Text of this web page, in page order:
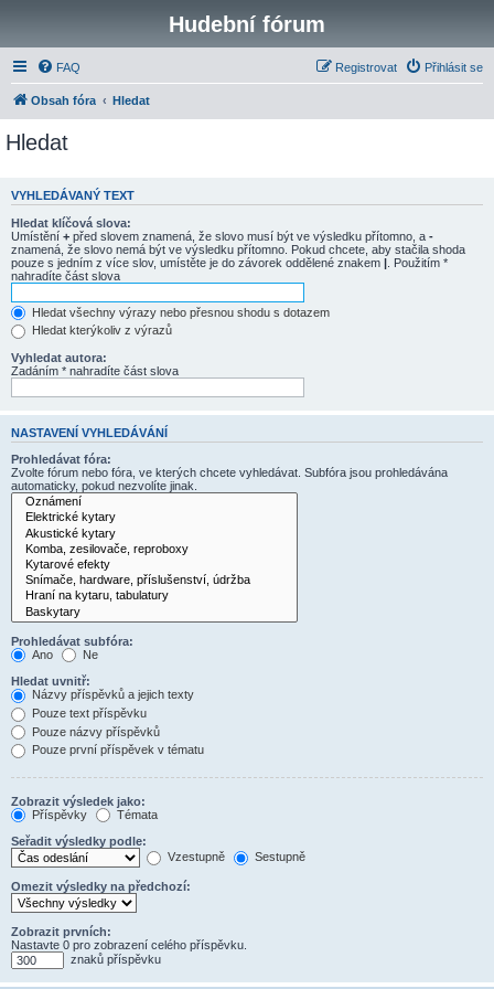
Hudební fórum
FAQ Přihlásit se
Registrovat
Obsah fóra Hledat
Hledat
VYHLEDÁVANÝ TEXT
Hledat klíčová slova:
Umístění + před slovem znamená, že slovo musí být ve výsledku přítomno, a -
znamená, že slovo nemá být ve výsledku přítomno. Pokud chcete, aby stačila shoda
pouze s jedním z více slov, umístěte je do závorek oddělené znakem | . Použitím *
nahradíte část slova
Hledat všechny výrazy nebo přesnou shodu s dotazem
Hledat kterýkoliv z výrazů
Vyhledat autora:
Zadáním * nahradíte část slova
NASTAVENÍ VYHLEDÁVÁNÍ
Prohledávat fóra:
Zvolte fórum nebo fóra, ve kterých chcete vyhledávat. Subfóra jsou prohledávána
automaticky, pokud nezvolíte jinak.
Prohledávat subfóra:
Ano
Ne
Hledat uvnitř:
Názvy příspěvků a jejich texty
Pouze text příspěvku
Pouze názvy příspěvků
Pouze první příspěvek v tématu
Zobrazit výsledek jako:
Příspěvky
Témata
Seřadit výsledky podle:
Vzestupně
Sestupně
Omezit výsledky na předchozí:
Zobrazit prvních:
Nastavte 0 pro zobrazení celého příspěvku.
znaků příspěvku